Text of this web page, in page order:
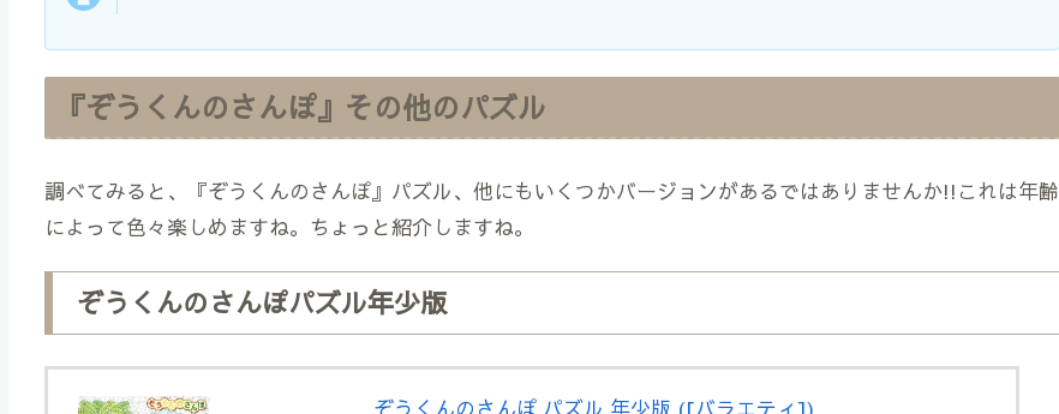
『ぞうくんのさんぽ』その他のパズル
調べてみると、『ぞうくんのさんぽ』パズル、他にもいくつかバージョンがあるではありませんか!!これは年齢
によって色々楽しめますね。ちょっと紹介しますね。
ぞうくんのさんぽパズル年少版
ぞうくんのさんぽ パズル 年少版 ([バラエティ])